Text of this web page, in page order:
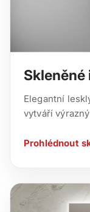
Elegantní
vytváří
Prohlédnout